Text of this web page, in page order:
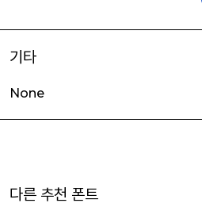
기타
None
다른 추천 폰트